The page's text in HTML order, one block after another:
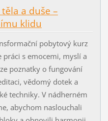
a duše –
klidu
pobytový kurz
práci s emocemi, myslí a
poznatky o fungování
vědomý dotek a
techniky. V nádherném
abychom naslouchali